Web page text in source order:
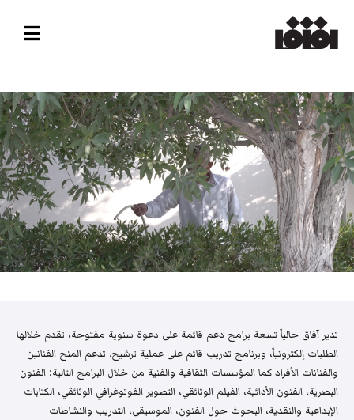
تدير آفاق حالياً تسعة برامج دعم قائمة على دعوة سنوية مفتوحة، تقدم خلالها
الطلبات إلكترونياً، وبرنامج تدريب قائم على عملية ترشيح. تدعم المنح الفنانين
والفنانات الأفراد كما المؤسسات الثقافية والفنية من خلال البرامج التالية: الفنون
البصرية، الفنون الأدائية، الفيلم الوثائقي، التصوير الفوتوغرافي الوثائقي، الكتابات
الإبداعية والنقدية، البحوث حول الفنون، الموسيقى، التدريب والنشاطات